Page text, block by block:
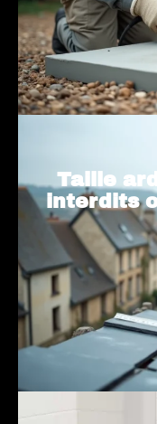
Taille
interdits